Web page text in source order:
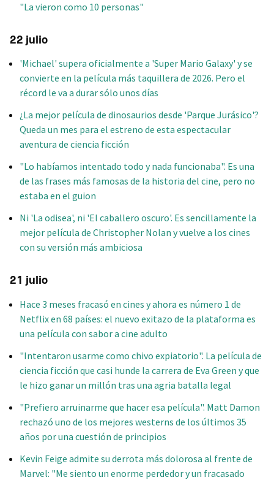
"La vieron como 10 personas"
22 julio
'Michael' supera oficialmente a 'Super Mario Galaxy' y se
convierte en la película más taquillera de 2026. Pero el
récord le va a durar sólo unos días
¿La mejor película de dinosaurios desde 'Parque Jurásico'?
Queda un mes para el estreno de esta espectacular
aventura de ciencia ficción
"Lo habíamos intentado todo y nada funcionaba". Es una
de las frases más famosas de la historia del cine, pero no
estaba en el guion
Ni 'La odisea', ni 'El caballero oscuro'. Es sencillamente la
mejor película de Christopher Nolan y vuelve a los cines
con su versión más ambiciosa
21 julio
Hace 3 meses fracasó en cines y ahora es número 1 de
Netflix en 68 países: el nuevo exitazo de la plataforma es
una película con sabor a cine adulto
"Intentaron usarme como chivo expiatorio". La película de
ciencia ficción que casi hunde la carrera de Eva Green y que
le hizo ganar un millón tras una agria batalla legal
"Prefiero arruinarme que hacer esa película". Matt Damon
rechazó uno de los mejores westerns de los últimos 35
años por una cuestión de principios
Kevin Feige admite su derrota más dolorosa al frente de
Marvel: "Me siento un enorme perdedor y un fracasado